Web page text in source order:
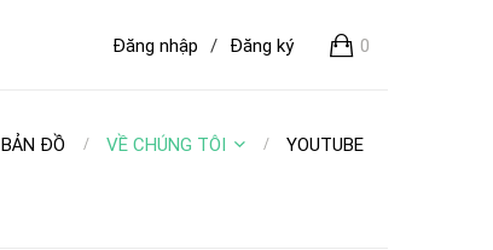
0
Đăng ký
/
Đăng nhập
BẢN ĐỒ VỀ CHÚNG TÔI YOUTUBE